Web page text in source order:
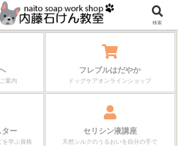
さが、毎日の暮らしを変えていく。
案内
フレブルはだやか
ドッグケアオンラインショップ
ター
を学ぶ資格
セリシン液講座
天然シルクのうるおいを自分の手で
検索